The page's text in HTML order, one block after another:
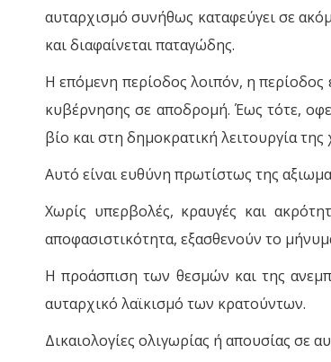
αυταρχισμό συνήθως καταφεύγει σε
και διαφαίνεται παταγώδης.
Η επόμενη περίοδος λοιπόν, η περίοδος
κυβέρνησης σε αποδρομή. Έως τότε,
βίο και στη δημοκρατική λειτουργία της
Αυτό είναι ευθύνη πρωτίστως της
Χωρίς υπερβολές, κραυγές και
αποφασιστικότητα, εξασθενούν το
Η προάσπιση των θεσμών και της
αυταρχικό λαϊκισμό των κρατούντων.
Δικαιολογίες ολιγωρίας ή απουσίας σε